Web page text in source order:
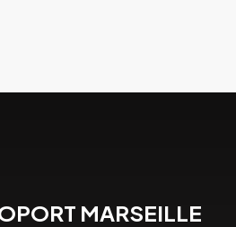
MARSEILLE